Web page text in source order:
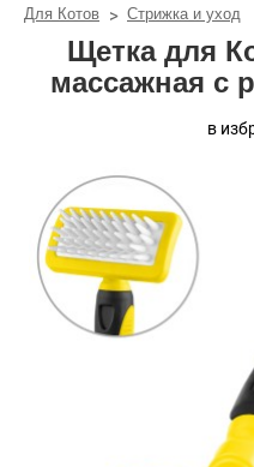
Для Котов Стрижка и уход
Щетка для
массажная с
в